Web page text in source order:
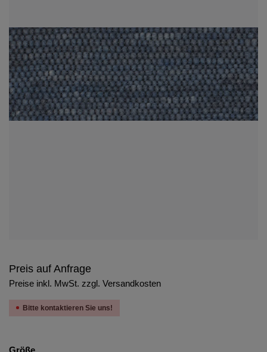
Preis auf Anfrage
Preise inkl. MwSt. zzgl. Versandkosten
Bitte kontaktieren Sie uns!
Größe